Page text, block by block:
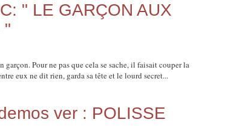
" LE GARÇON AUX
"
Pour ne pas que cela se sache, il faisait couper la
eux ne dit rien, garda sa tête et le lourd secret...
ver : POLISSE